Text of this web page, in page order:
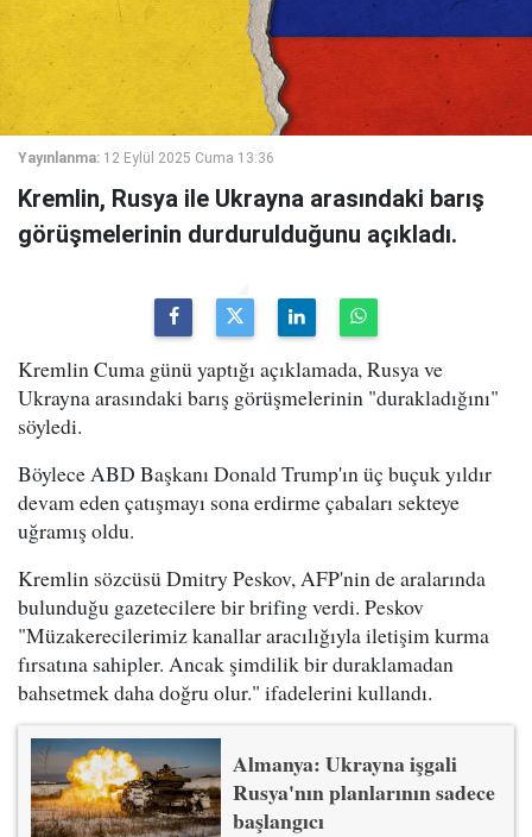
Yayınlanma: 12 Eylül 2025 Cuma 13:36
Kremlin, Rusya ile Ukrayna arasındaki barış
görüşmelerinin durdurulduğunu açıkladı.
Kremlin Cuma günü yaptığı açıklamada, Rusya ve
Ukrayna arasındaki barış görüşmelerinin "durakladığını"
söyledi.
Böylece ABD Başkanı Donald Trump'ın üç buçuk yıldır
devam eden çatışmayı sona erdirme çabaları sekteye
uğramış oldu.
Kremlin sözcüsü Dmitry Peskov, AFP'nin de aralarında
bulunduğu gazetecilere bir brifing verdi. Peskov
"Müzakerecilerimiz kanallar aracılığıyla iletişim kurma
fırsatına sahipler. Ancak şimdilik bir duraklamadan
bahsetmek daha doğru olur." ifadelerini kullandı.
Almanya: Ukrayna işgali
Rusya'nın planlarının sadece
başlangıcı